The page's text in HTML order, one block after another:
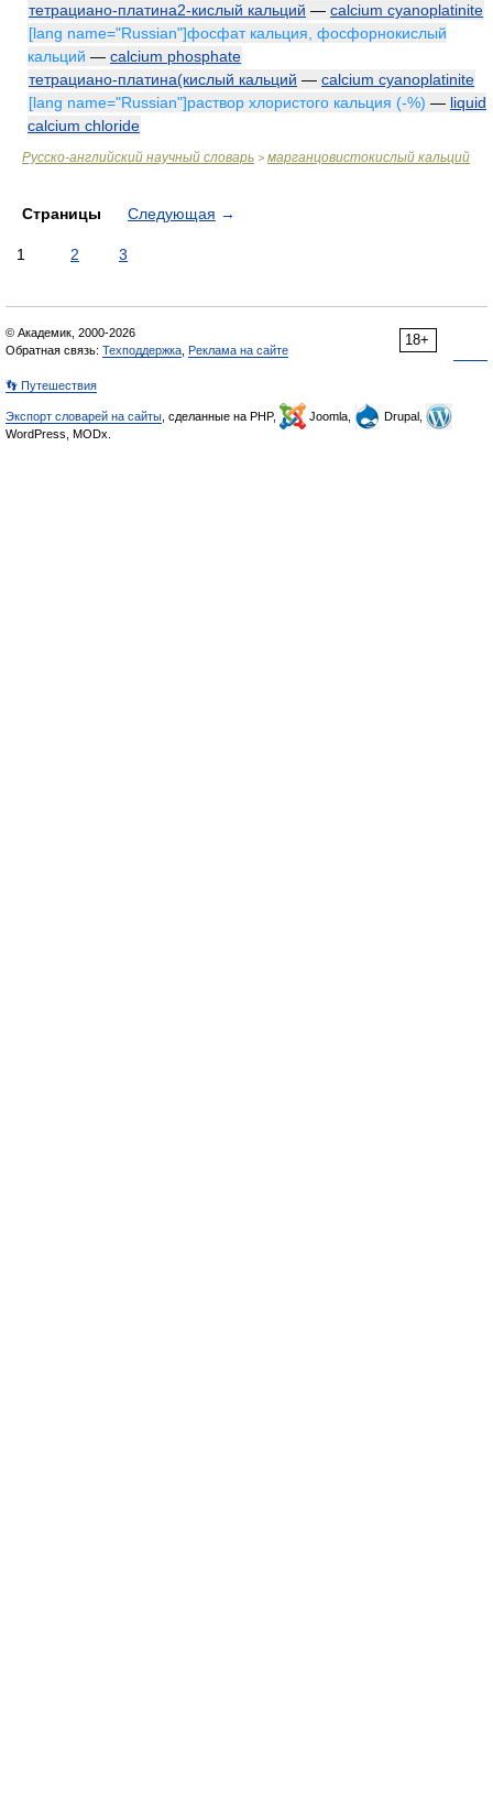
тетрациано-платина2-кислый кальций — calcium cyanoplatinite
[lang name="Russian"]фосфат кальция, фосфорнокислый
кальций — calcium phosphate
тетрациано-платина(кислый кальций — calcium cyanoplatinite
[lang name="Russian"]раствор хлористого кальция (-%) — liquid
calcium chloride
Русско-английский научный словарь > марганцовистокислый кальций
Страницы Следующая →
1 2 3
18+
© Академик, 2000-2026
Обратная связь: Техподдержка Реклама на сайте
👣 Путешествия
Экспорт словарей на сайты , сделанные на PHP, Joomla,
Drupal,
WordPress, MODx.